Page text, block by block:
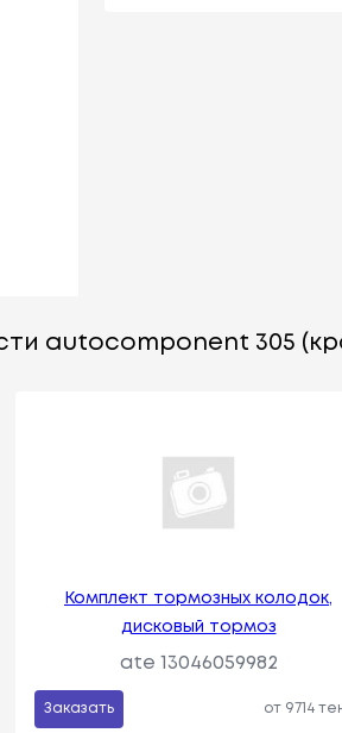
autocomponent 305
Комплект тормозных колодок,
дисковый тормоз
ate 13046059982
Заказать от 9714